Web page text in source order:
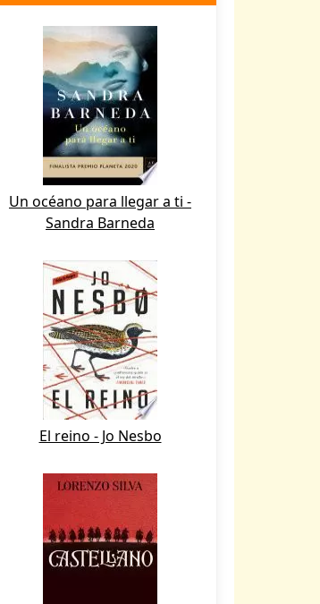
Un océano para llegar a ti -
Sandra Barneda
El reino - Jo Nesbo